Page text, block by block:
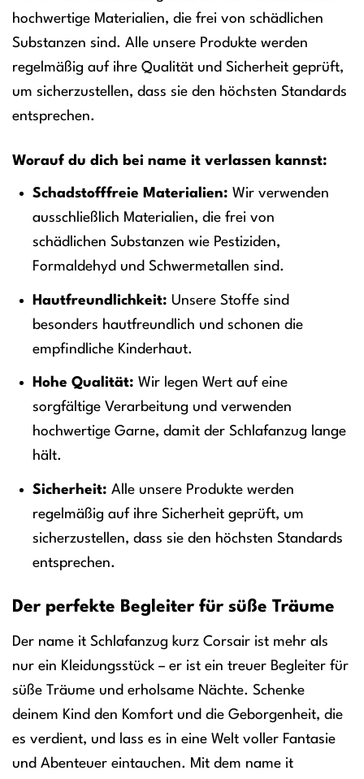
hochwertige Materialien, die frei von schädlichen
Substanzen sind. Alle unsere Produkte werden
regelmäßig auf ihre Qualität und Sicherheit geprüft,
um sicherzustellen, dass sie den höchsten Standards
entsprechen.
Worauf du dich bei name it verlassen kannst:
Schadstofffreie Materialien: Wir verwenden
ausschließlich Materialien, die frei von
schädlichen Substanzen wie Pestiziden,
Formaldehyd und Schwermetallen sind.
Hautfreundlichkeit: Unsere Stoffe sind
besonders hautfreundlich und schonen die
empfindliche Kinderhaut.
Hohe Qualität: Wir legen Wert auf eine
sorgfältige Verarbeitung und verwenden
hochwertige Garne, damit der Schlafanzug lange
hält.
Sicherheit: Alle unsere Produkte werden
regelmäßig auf ihre Sicherheit geprüft, um
sicherzustellen, dass sie den höchsten Standards
entsprechen.
Der perfekte Begleiter für süße Träume
Der name it Schlafanzug kurz Corsair ist mehr als
nur ein Kleidungsstück – er ist ein treuer Begleiter für
süße Träume und erholsame Nächte. Schenke
deinem Kind den Komfort und die Geborgenheit, die
es verdient, und lass es in eine Welt voller Fantasie
und Abenteuer eintauchen. Mit dem name it